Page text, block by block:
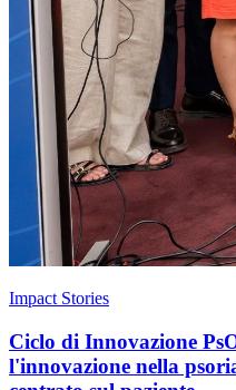
Impact Stories
Ciclo di Innovazione
l'innovazione nella